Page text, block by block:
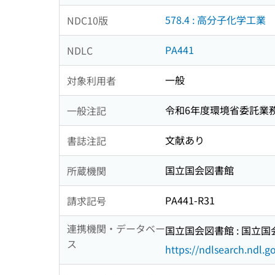
NDC10版 578.4 : 高分子化学工業
NDLC PA441
対象利用者 一般
一般注記 令和6年度環境省委託業
書誌注記 文献あり
所蔵機関 国立国会図書館
請求記号
PA441-R31
連携機関・データベー
ス
国立国会図書館 : 国立国
https://